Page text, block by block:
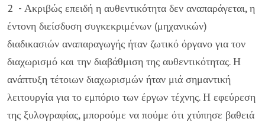
2 - Ακριβώς επειδή η αυθεντικότητα δεν αναπαράγεται, η
έντονη διείσδυση συγκεκριμένων (μηχανικών)
διαδικασιών αναπαραγωγής ήταν ζωτικό όργανο για τον
διαχωρισμό και την διαβάθμιση της αυθεντικότητας. Η
ανάπτυξη τέτοιων διαχωρισμών ήταν μιά σημαντική
λειτουργία για το εμπόριο των έργων τέχνης. Η εφεύρεση
της ξυλογραφίας, μπορούμε να πούμε ότι χτύπησε βαθειά